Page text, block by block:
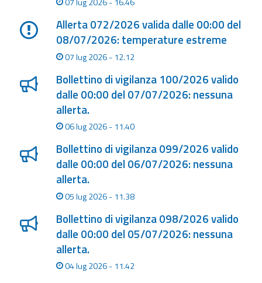
Allerta 072/2026 valida dalle 00:00 del
08/07/2026: temperature estreme
07 lug 2026 - 12.12
Bollettino di vigilanza 100/2026 valido
dalle 00:00 del 07/07/2026: nessuna
allerta.
06 lug 2026 - 11.40
Bollettino di vigilanza 099/2026 valido
dalle 00:00 del 06/07/2026: nessuna
allerta.
05 lug 2026 - 11.38
Bollettino di vigilanza 098/2026 valido
dalle 00:00 del 05/07/2026: nessuna
allerta.
04 lug 2026 - 11.42